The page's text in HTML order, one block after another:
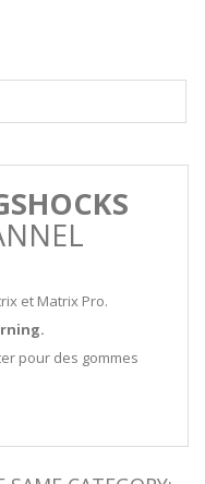
et Matrix Pro.
pour des gommes